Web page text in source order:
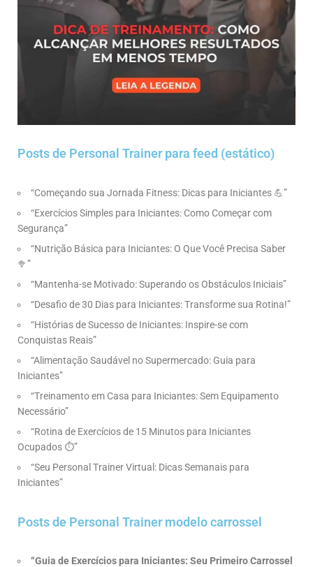
Posts de Personal Trainer para feed (estático)
“Começando sua Jornada Fitness: Dicas para Iniciantes 💪”
“Exercícios Simples para Iniciantes: Como Começar com
Segurança”
“Nutrição Básica para Iniciantes: O Que Você Precisa Saber
🥦”
“Mantenha-se Motivado: Superando os Obstáculos Iniciais”
“Desafio de 30 Dias para Iniciantes: Transforme sua Rotina!”
“Histórias de Sucesso de Iniciantes: Inspire-se com
Conquistas Reais”
“Alimentação Saudável no Supermercado: Guia para
Iniciantes”
“Treinamento em Casa para Iniciantes: Sem Equipamento
Necessário”
“Rotina de Exercícios de 15 Minutos para Iniciantes
Ocupados ⏱️”
“Seu Personal Trainer Virtual: Dicas Semanais para
Iniciantes”
Posts de Personal Trainer modelo carrossel
“Guia de Exercícios para Iniciantes: Seu Primeiro Carrossel